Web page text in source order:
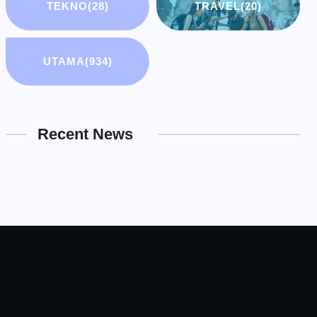
TEKNO(28) TRAVEL(20)
UTAMA(934)
Recent News